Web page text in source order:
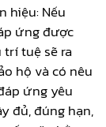
hiệu: Nếu
ứng được
trí tuệ sẽ ra
hộ và có nêu
ứng yêu
đủ, đúng hạn,